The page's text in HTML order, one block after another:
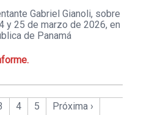
Gabriel Gianoli, sobre
y 25 de marzo de 2026, en
de Panamá
4 5 Próxima ›